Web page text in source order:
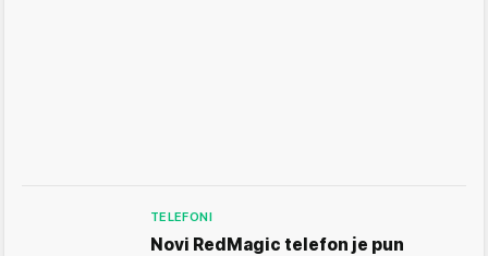
TELEFONI
Novi RedMagic telefon je pun